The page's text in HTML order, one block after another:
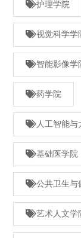
护理学院
视觉科学学
智能影像学
药学院
人工智能与
基础医学院
公共卫生与
艺术人文学